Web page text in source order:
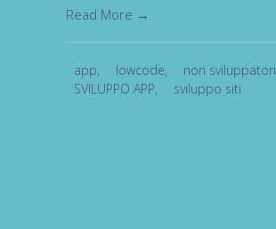
Read More →
app, lowcode, non sviluppatori
SVILUPPO APP, sviluppo siti